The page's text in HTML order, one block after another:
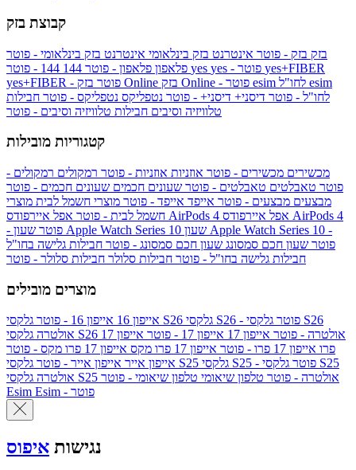
קבוצת בזק
בזק בזק - פוטר אינטרנט בזק בינלאומי אינטרנט בזק בינלאומי - פוטר
פלאפון פלאפון - פוטר 144 yes
yes+FIBER
yes+FIBER - פוטר בזק Online
esim
לחו"ל - פוטר דיסני+ דיסני+ - פוטר נטפליקס נטפליקס - פוטר חבילות
טלוויזיה וסיבים חבילות טלוויזיה וסיבים - פוטר
קטגוריות מובילות
מכשירים מכשירים - פוטר אוזניות אוזניות - פוטר רמקולים רמקולים -
פוטר טאבלטים טאבלטים - פוטר שעונים חכמים שעונים חכמים - פוטר
מבצעים מבצעים - פוטר אייפד אייפד - פוטר מוצרי חשמל לבית מוצרי
חשמל לבית - פוטר אפל איירפודס AirPods 4 אפל איירפודס AirPods 4
- פוטר שעון Apple Watch Series 10 שעון Apple Watch Series 10 -
פוטר שעון חכם סמסונג שעון חכם סמסונג - פוטר חבילות גלישה בחו"ל
חבילות גלישה בחו"ל - פוטר חבילות סלולר חבילות סלולר - פוטר
מוצרים מובילים
אייפון 16 אייפון 16 - פוטר גלקסי S26 גלקסי S26 - פוטר גלקסי S26
אולטרה
גלקסי S26 אולטרה - פוטר אייפון 17 אייפון 17 - פוטר
אייפון 17
פרו אייפון 17 פרו - פוטר אייפון 17 פרו מקס
אייפון 17 פרו מקס - פוטר
אייפון אייר אייפון אייר - פוטר גלקסי S25 גלקסי S25 - פוטר גלקסי S25
אולטרה
גלקסי S25 אולטרה - פוטר טלפון שיאומי טלפון שיאומי - פוטר
Esim
Esim - פוטר
נגישות איפוס